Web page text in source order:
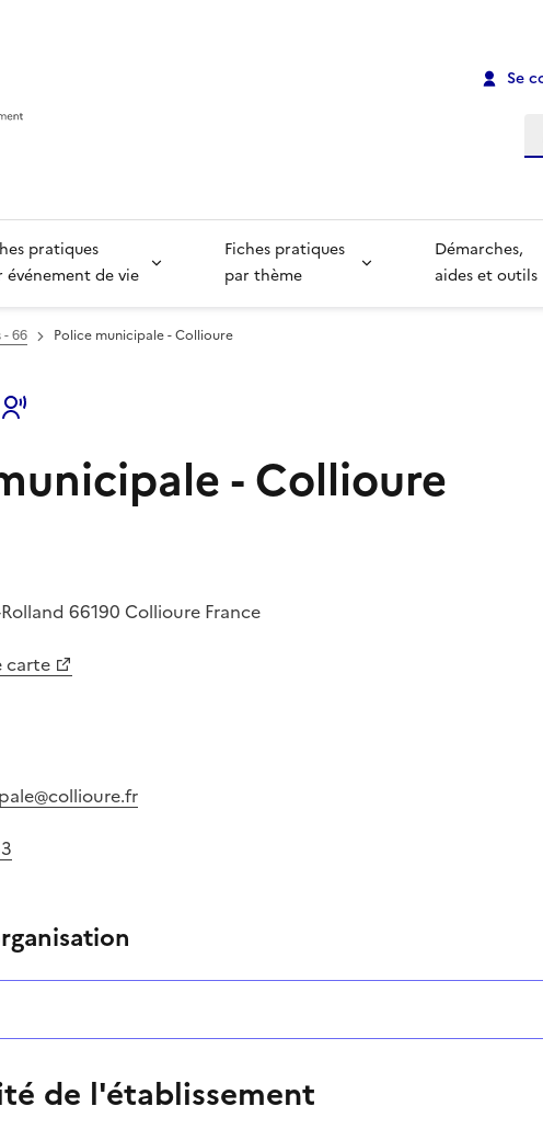
Se
pratiques
événement de vie
Fiches pratiques
par thème
Démarches,
aides et outils
- 66 Police municipale - Collioure
- Collioure
66190 Collioure France
carte
de l'établissement